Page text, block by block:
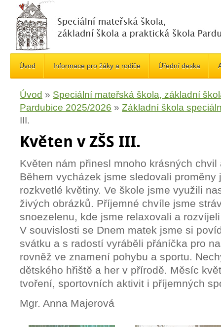
Úvod Informace pro žáky a rodiče Úřední deska
Úvod » Speciální mateřská škola, základní
Pardubice 2025/2026 » Základní škola
III.
Květen v ZŠS III.
Květen nám přinesl mnoho krásných
Během vycházek jsme sledovali
rozkvetlé květiny. Ve škole jsme využili
živých obrázků. Příjemné chvíle jsme
snoezelenu, kde jsme relaxovali a
V souvislosti se Dnem matek jsme si
svátku a s radostí vyráběli přáníčka pro
rovněž ve znamení pohybu a sportu.
dětského hřiště a her v přírodě. Měsíc
tvoření, sportovních aktivit i příjemných
Mgr. Anna Majerová